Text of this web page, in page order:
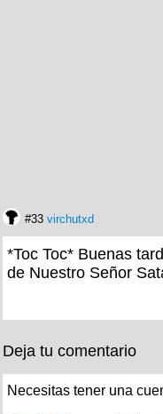
#33 virchutxd
*Toc Toc* Buenas
de Nuestro Señor
Deja tu comentario
Necesitas tener una